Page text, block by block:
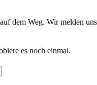
dem Weg. Wir melden uns
es noch einmal.